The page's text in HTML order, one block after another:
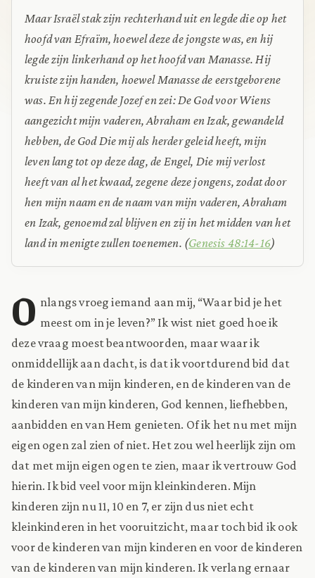
Maar Israël stak zijn rechterhand uit en legde die op het
hoofd van Efraïm, hoewel deze de jongste was, en hij
legde zijn linkerhand op het hoofd van Manasse. Hij
kruiste zijn handen, hoewel Manasse de eerstgeborene
was. En hij zegende Jozef en zei: De God voor Wiens
aangezicht mijn vaderen, Abraham en Izak, gewandeld
hebben, de God Die mij als herder geleid heeft, mijn
leven lang tot op deze dag, de Engel, Die mij verlost
heeft van al het kwaad, zegene deze jongens, zodat door
hen mijn naam en de naam van mijn vaderen, Abraham
en Izak, genoemd zal blijven en zij in het midden van het
land in menigte zullen toenemen. (Genesis 48:14-16)
O nlangs vroeg iemand aan mij, “Waar bid je het
meest om in je leven?” Ik wist niet goed hoe ik
deze vraag moest beantwoorden, maar waar ik
onmiddellijk aan dacht, is dat ik voortdurend bid dat
de kinderen van mijn kinderen, en de kinderen van de
kinderen van mijn kinderen, God kennen, liefhebben,
aanbidden en van Hem genieten. Of ik het nu met mijn
eigen ogen zal zien of niet. Het zou wel heerlijk zijn om
dat met mijn eigen ogen te zien, maar ik vertrouw God
hierin. Ik bid veel voor mijn kleinkinderen. Mijn
kinderen zijn nu 11, 10 en 7, er zijn dus niet echt
kleinkinderen in het vooruitzicht, maar toch bid ik ook
voor de kinderen van mijn kinderen en voor de kinderen
van de kinderen van mijn kinderen. Ik verlang ernaar